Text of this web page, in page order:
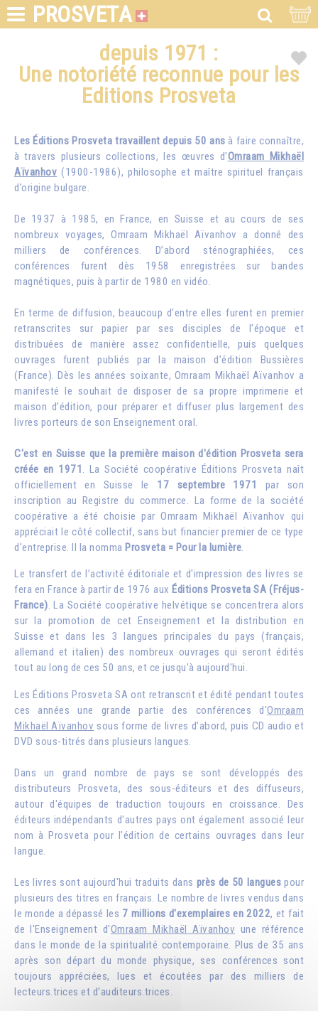
PROSVETA
depuis 1971 :
Une notoriété reconnue pour les
Editions Prosveta
Les Éditions Prosveta travaillent depuis 50 ans à faire connaître,
à travers plusieurs collections, les œuvres d'Omraam Mikhaël
Aïvanhov (1900-1986), philosophe et maître spirituel français
d’origine bulgare.
De 1937 à 1985, en France, en Suisse et au cours de ses
nombreux voyages, Omraam Mikhaël Aïvanhov a donné des
milliers de conférences. D’abord sténographiées, ces
conférences furent dès 1958 enregistrées sur bandes
magnétiques, puis à partir de 1980 en vidéo.
En terme de diffusion, beaucoup d'entre elles furent en premier
retranscrites sur papier par ses disciples de l'époque et
distribuées de manière assez confidentielle, puis quelques
ouvrages furent publiés par la maison d’édition Bussières
(France). Dès les années soixante, Omraam Mikhaël Aïvanhov a
manifesté le souhait de disposer de sa propre imprimerie et
maison d’édition, pour préparer et diffuser plus largement des
livres porteurs de son Enseignement oral.
C'est en Suisse que la première maison d'édition Prosveta sera
créée en 1971. La Société coopérative Éditions Prosveta naît
officiellement en Suisse le 17 septembre 1971 par son
inscription au Registre du commerce. La forme de la société
coopérative a été choisie par Omraam Mikhaël Aïvanhov qui
appréciait le côté collectif, sans but financier premier de ce type
d'entreprise. Il la nomma Prosveta = Pour la lumière.
Le transfert de l’activité éditoriale et d'impression des livres se
fera en France à partir de 1976 aux Éditions Prosveta SA (Fréjus-
France). La Société coopérative helvétique se concentrera alors
sur la promotion de cet Enseignement et la distribution en
Suisse et dans les 3 langues principales du pays (français,
allemand et italien) des nombreux ouvrages qui seront édités
tout au long de ces 50 ans, et ce jusqu'à aujourd'hui.
Les Éditions Prosveta SA ont retranscrit et édité pendant toutes
ces années une grande partie des conférences d'Omraam
Mikhaël Aïvanhov sous forme de livres d’abord, puis CD audio et
DVD sous-titrés dans plusieurs langues.
Dans un grand nombre de pays se sont développés des
distributeurs Prosveta, des sous-éditeurs et des diffuseurs,
autour d'équipes de traduction toujours en croissance. Des
éditeurs indépendants d'autres pays ont également associé leur
nom à Prosveta pour l'édition de certains ouvrages dans leur
langue.
Les livres sont aujourd'hui traduits dans près de 50 languespour
plusieurs des titres en français. Le nombre de livres vendus dans
le monde a dépassé les 7 millions d'exemplaires en 2022, et fait
de l'Enseignement d'Omraam Mikhaël Aïvanhov une référence
dans le monde de la spiritualité contemporaine. Plus de 35 ans
après son départ du monde physique, ses conférences sont
toujours appréciées, lues et écoutées par des milliers de
lecteurs.trices et d'auditeurs.trices.